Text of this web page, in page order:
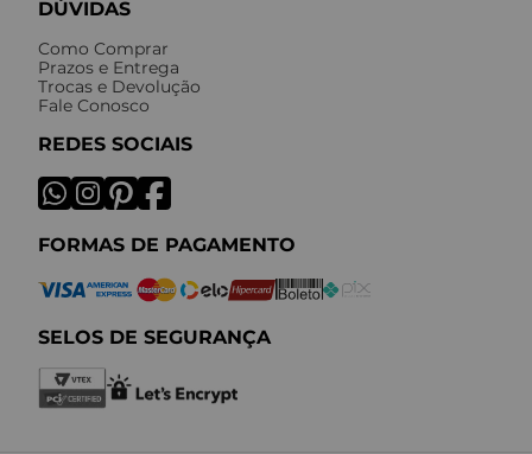
DÚVIDAS
Como Comprar
Prazos e Entrega
Trocas e Devolução
Fale Conosco
REDES SOCIAIS
FORMAS DE PAGAMENTO
SELOS DE SEGURANÇA